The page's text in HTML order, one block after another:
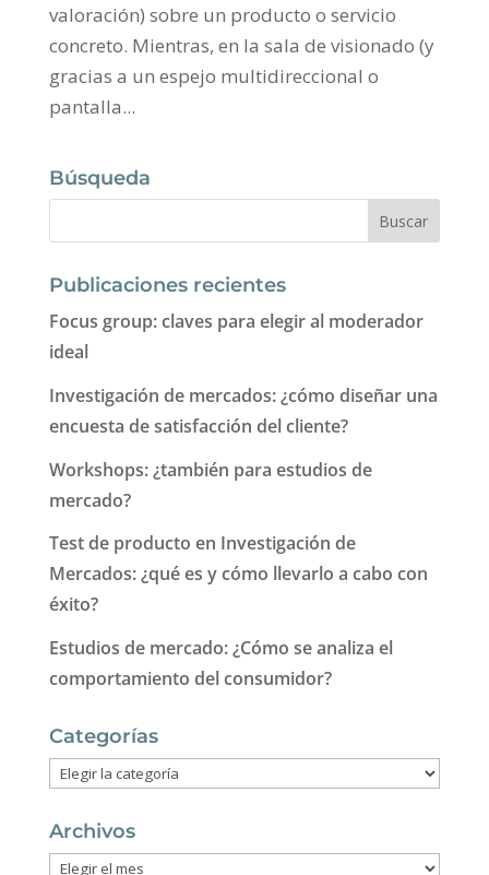
valoración) sobre un producto o servicio
concreto. Mientras, en la sala de visionado (y
gracias a un espejo multidireccional o
pantalla...
Búsqueda
Publicaciones recientes
Focus group: claves para elegir al moderador
ideal
Investigación de mercados: ¿cómo diseñar una
encuesta de satisfacción del cliente?
Workshops: ¿también para estudios de
mercado?
Test de producto en Investigación de
Mercados: ¿qué es y cómo llevarlo a cabo con
éxito?
Estudios de mercado: ¿Cómo se analiza el
comportamiento del consumidor?
Categorías
Categorías
Archivos
Archivos